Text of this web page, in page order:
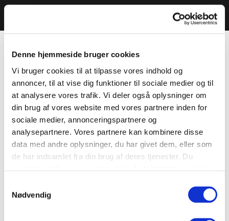
Denne hjemmeside bruger cookies
Vi bruger cookies til at tilpasse vores indhold og
annoncer, til at vise dig funktioner til sociale medier og til
at analysere vores trafik. Vi deler også oplysninger om
din brug af vores website med vores partnere inden for
sociale medier, annonceringspartnere og
analysepartnere. Vores partnere kan kombinere disse
data med andre oplysninger, du har givet dem, eller som
de har indsamlet fra din brug af deres tjenester. Du
Nødvendig